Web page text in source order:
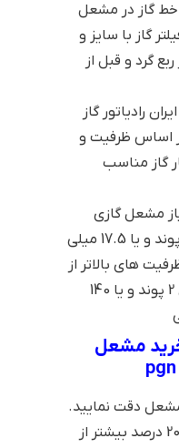
خط گاز در مشعل
گاز با سایز و
گرد و قبل از
رادیاتور گاز
اساس ظرفیت و
گاز مناسب
مشعل گازی
ایران رادیاتور معادل 1.4 پوند و یا 17.5 میلی
های بالاتر از
800000 کیلوکالری معادل 2 پوند و یا 140
مشعل
دقت نمایید.
ظرفیت مشعل حدود 20 درصد بیشتر از